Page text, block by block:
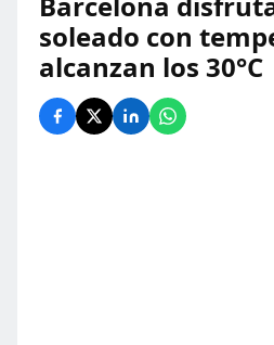
soleado con
alcanzan los 30°C